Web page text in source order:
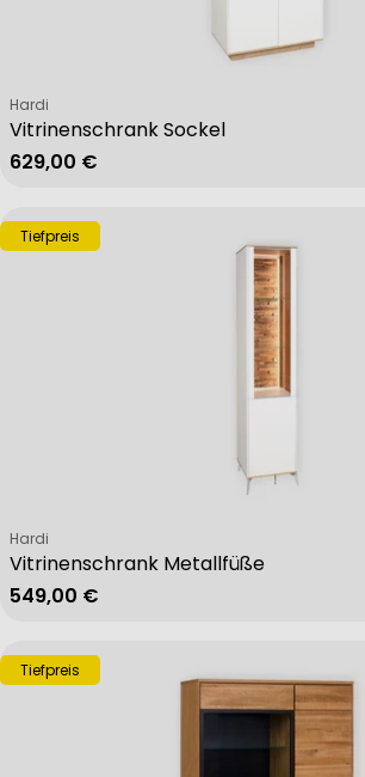
Vitrinenschrank Sockel
Verkäufer:
Hardi
Regulärer Preis
629,00 €
Tiefpreis
Vitrinenschrank Metallfüße
Verkäufer:
Hardi
Regulärer Preis
549,00 €
Tiefpreis